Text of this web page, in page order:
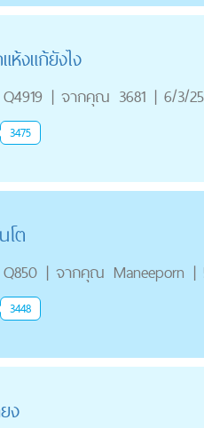
ห้งแก้ยังไง
Q4919 | จากคุณ 3681 | 6/3/
3475
โต
Q850 | จากคุณ Maneeporn |
3448
ง